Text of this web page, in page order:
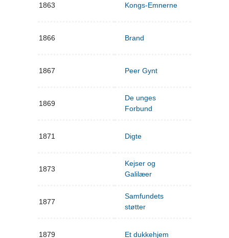
1863 Kongs-Emnerne
1866 Brand
1867 Peer Gynt
1869
De unges
Forbund
1871 Digte
1873
Kejser og
Galilæer
1877
Samfundets
støtter
1879 Et dukkehjem